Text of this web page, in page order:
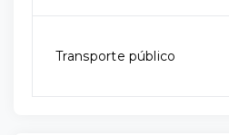
Transporte público